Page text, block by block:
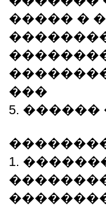
����� �
���
5.
1.